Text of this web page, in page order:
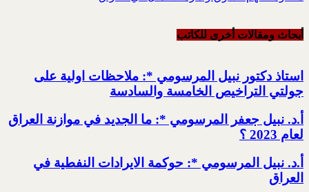
أبحاث ومقالات أخرى للکاتب
استاذ دكتور نبيل المرسومي *: ملاحظات اولية على
جولتي التراخيص الخامسة والسادسة
أ.د. نبيل جعفر المرسومي *: ما الجديد في موازنة العراق
لعام 2023 ؟
أ.د. نبيل المرسومي *: حوكمة الايرادات النفطية في
العراق